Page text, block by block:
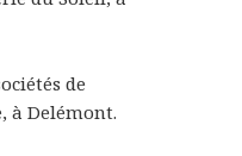
de
à Delémont.